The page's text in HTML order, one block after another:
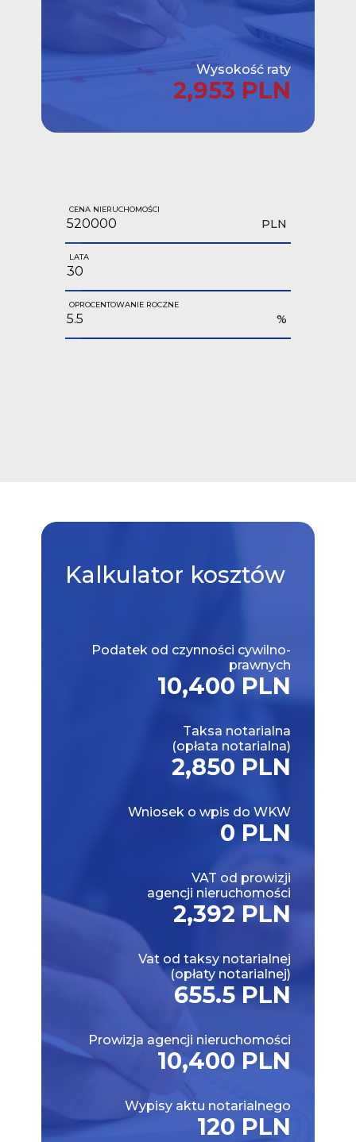
Wysokość raty
2,953 PLN
CENA NIERUCHOMOŚCI
PLN
LATA
OPROCENTOWANIE ROCZNE
%
Kalkulator kosztów
Podatek od czynności cywilno-
prawnych
10,400 PLN
Taksa notarialna
(opłata notarialna)
2,850 PLN
Wniosek o wpis do WKW
0 PLN
VAT od prowizji
agencji nieruchomości
2,392 PLN
Vat od taksy notarialnej
(opłaty notarialnej)
655.5 PLN
Prowizja agencji nieruchomości
10,400 PLN
Wypisy aktu notarialnego
120 PLN